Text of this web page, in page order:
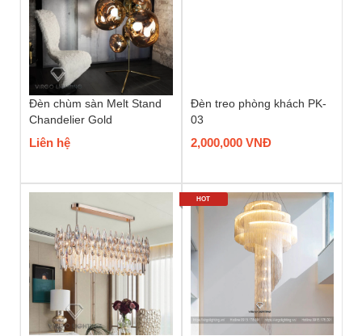
Đèn chùm sàn Melt Stand
Chandelier Gold
Liên hệ
Đèn treo phòng khách PK-
03
2,000,000 VNĐ
HOT